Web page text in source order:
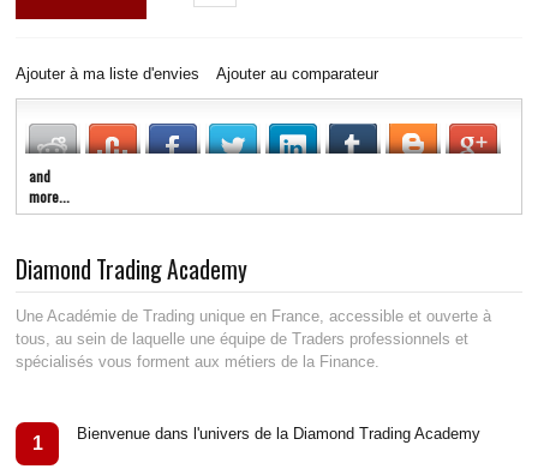
Ajouter à ma liste d'envies Ajouter au comparateur
and
more...
Diamond Trading Academy
Une Académie de Trading unique en France, accessible et ouverte à
tous, au sein de laquelle une équipe de Traders professionnels et
spécialisés vous forment aux métiers de la Finance.
1 Bienvenue dans l'univers de la Diamond Trading Academy